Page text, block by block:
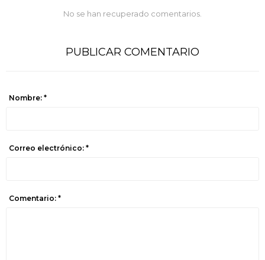
No se han recuperado comentarios.
PUBLICAR COMENTARIO
Nombre: *
Correo electrónico: *
Comentario: *